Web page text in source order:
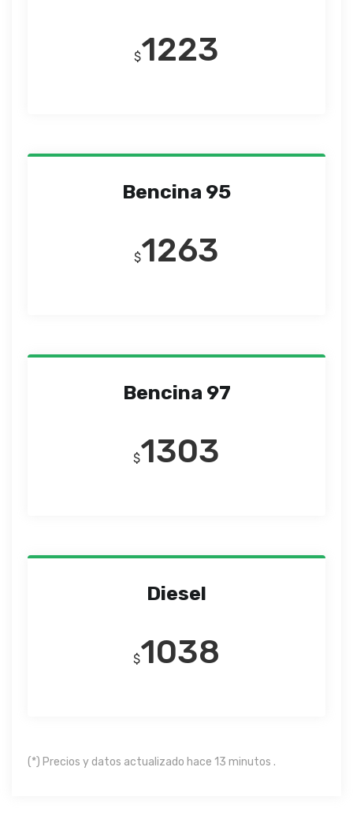
$1223
Bencina 95
$1263
Bencina 97
$1303
Diesel
$1038
(*) Precios y datos actualizado hace 13 minutos .